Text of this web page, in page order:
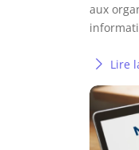
aux
Lire